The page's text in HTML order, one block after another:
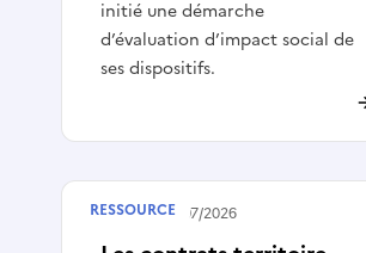
initié une démarche
d’évaluation d’impact social de
ses dispositifs.
Publié le28/07/2026
RESSOURCE